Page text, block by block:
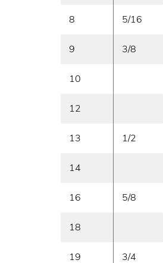
8 5/16
9 3/8
10
12
13 1/2
14
16 5/8
18
19 3/4